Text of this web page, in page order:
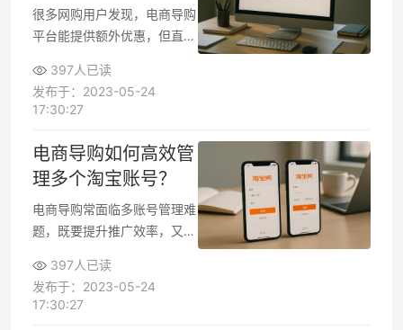
很多网购用户发现，电商导购
平台能提供额外优惠，但直接
目前主流平台如返利网、什么
值得买等都有官方认证的域名
性。下面详细介绍几种查找官
网的方法。
397人已读
发布于：2023-05-24
17:30:27
电商导购如何高效管
理多个淘宝账号？
电商导购常面临多账号管理难
题，既要提升推广效率，又要
多个淘宝账号不仅能分流不同
推广任务，还能降低单一账号
397人已读
发布于：2023-05-24
17:30:27